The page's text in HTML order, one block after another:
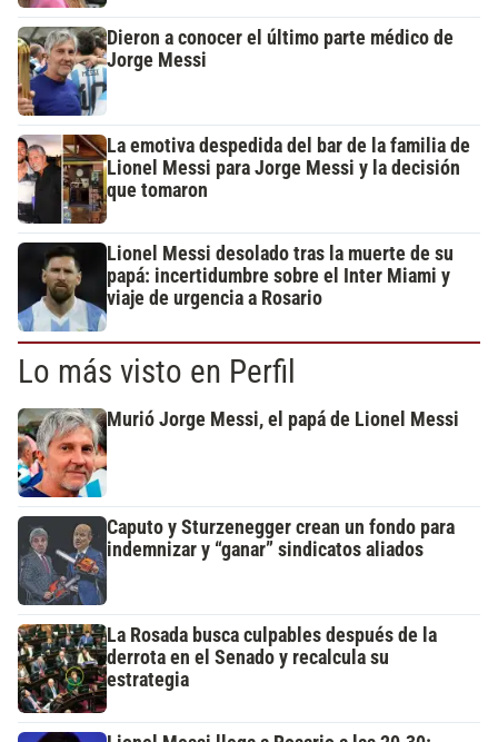
Dieron a conocer el último parte médico de
Jorge Messi
La emotiva despedida del bar de la familia de
Lionel Messi para Jorge Messi y la decisión
que tomaron
Lionel Messi desolado tras la muerte de su
papá: incertidumbre sobre el Inter Miami y
viaje de urgencia a Rosario
Lo más visto en Perfil
Murió Jorge Messi, el papá de Lionel Messi
Caputo y Sturzenegger crean un fondo para
indemnizar y “ganar” sindicatos aliados
La Rosada busca culpables después de la
derrota en el Senado y recalcula su
estrategia